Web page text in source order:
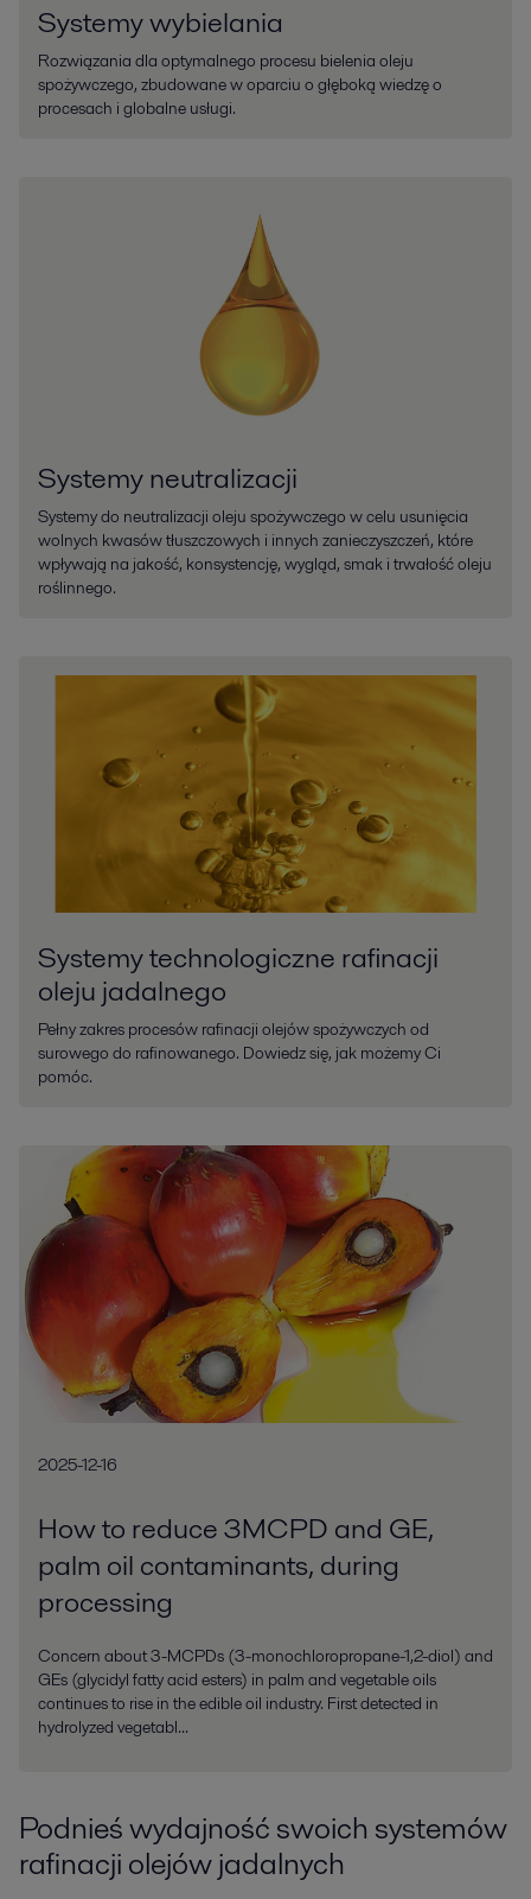
Systemy wybielania
Rozwiązania dla optymalnego procesu bielenia oleju
spożywczego, zbudowane w oparciu o głęboką wiedzę o
procesach i globalne usługi.
Systemy neutralizacji
Systemy do neutralizacji oleju spożywczego w celu usunięcia
wolnych kwasów tłuszczowych i innych zanieczyszczeń, które
wpływają na jakość, konsystencję, wygląd, smak i trwałość oleju
roślinnego.
Systemy technologiczne rafinacji
oleju jadalnego
Pełny zakres procesów rafinacji olejów spożywczych od
surowego do rafinowanego. Dowiedz się, jak możemy Ci
pomóc.
2025-12-16
How to reduce 3MCPD and GE,
palm oil contaminants, during
processing
Concern about 3-MCPDs (3-monochloropropane-1,2-diol) and
GEs (glycidyl fatty acid esters) in palm and vegetable oils
continues to rise in the edible oil industry. First detected in
hydrolyzed vegetabl...
Podnieś wydajność swoich systemów
rafinacji olejów jadalnych